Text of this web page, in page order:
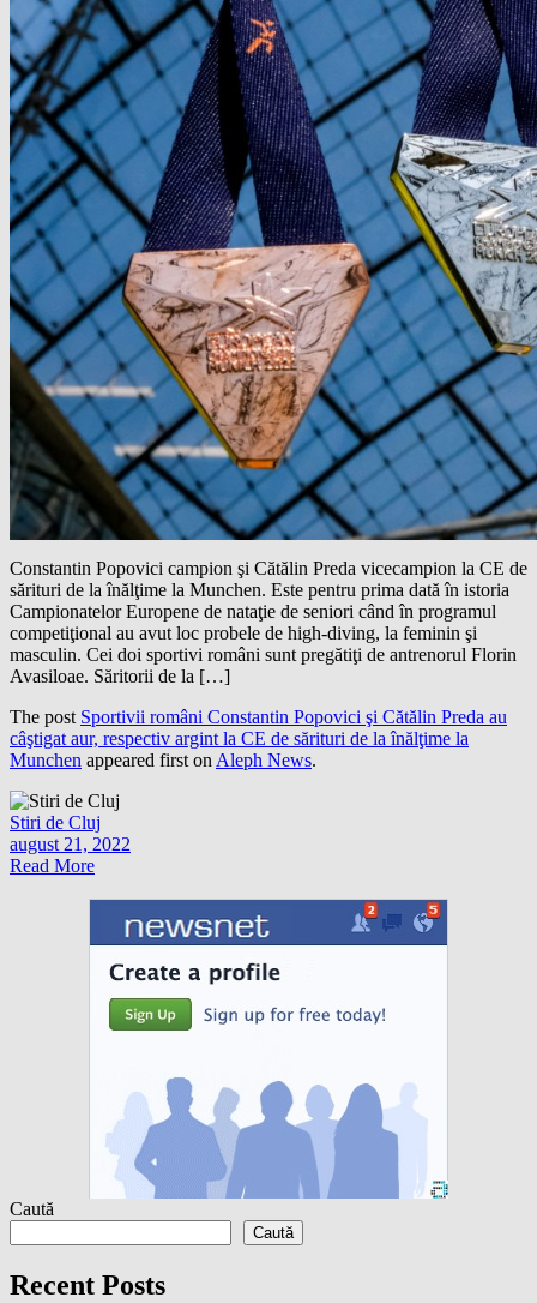
Constantin Popovici campion şi Cătălin Preda vicecampion la CE de
sărituri de la înălţime la Munchen. Este pentru prima dată în istoria
Campionatelor Europene de nataţie de seniori când în programul
competiţional au avut loc probele de high-diving, la feminin şi
masculin. Cei doi sportivi români sunt pregătiţi de antrenorul Florin
Avasiloae. Săritorii de la […]
The post Sportivii români Constantin Popovici şi Cătălin Preda au
câştigat aur, respectiv argint la CE de sărituri de la înălţime la
Munchen appeared first onAleph News.
Stiri de Cluj
august 21, 2022
Read More
Caută
Caută
Recent Posts